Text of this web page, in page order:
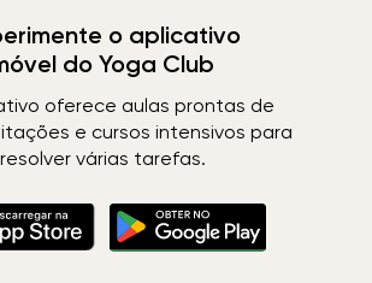
o aplicativo
do Yoga Club
oferece aulas prontas de
e cursos intensivos para
resolver várias tarefas.